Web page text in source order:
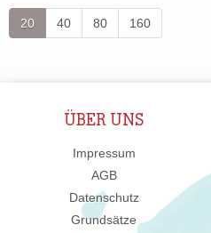
20 40 80 160
ÜBER UNS
Impressum
AGB
Datenschutz
Grundsätze